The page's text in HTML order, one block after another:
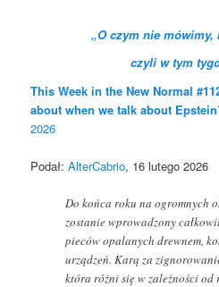
„O czym nie
czyli w tym
This Week in the New Normal
about when we talk about
2026
Podał:AlterCabrio, 16 lutego 2026
Do końca roku na ogromnych
zostanie wprowadzony
pieców opalanych drewnem,
urządzeń. Karą za
która różni się w zależności od